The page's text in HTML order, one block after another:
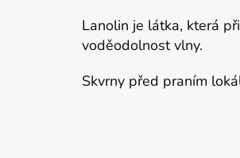
Lanolin je látka, která
voděodolnost vlny.
Skvrny před praním